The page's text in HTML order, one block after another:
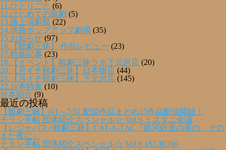
11.ひとりごと (6)
12.はじめての観劇 (5)
13.路上演劇祭 (22)
14.池袋ポップアップ劇場 (35)
15.お知らせ (97)
16.【観劇三昧】 作品レビュー (23)
17.特集記事 (23)
18.【イベント】観劇三昧ラボ下北沢店 (20)
20.【月イチ観劇三昧】日本橋店 (44)
21.【月イチ観劇三昧】下北沢店 (145)
22.台本特集 (10)
台本紹介 (9)
最近の投稿
【観劇三昧】6/1～7/31 配信作品まとめ15作品配信開始！
チラシ手帖 団体紹介スペシャル☆ Vol.9 ミズタニ会議
【レジャパス×観劇三昧】CAT-A-TAC『銀河鉄道の夜の、その
また夜に』
チラシ手帖 団体紹介スペシャル☆ Vol.8 JACROW